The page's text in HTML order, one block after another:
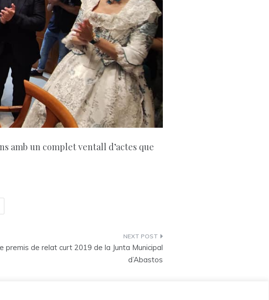
amb un complet ventall d’actes que
premis de relat curt 2019 de la Junta Municipal
d’Abastos